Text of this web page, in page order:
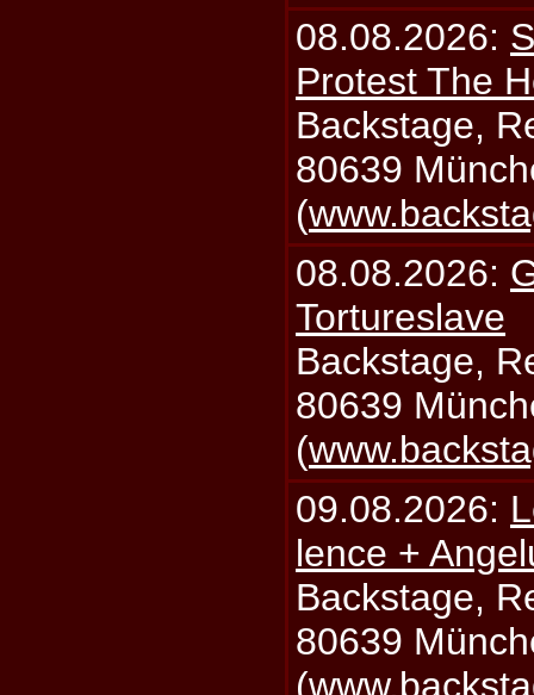
08.08.2026:
Protest The
Backstage,
80639
(
08.08.2026:
Tortureslave
Backstage,
80639
(
09.08.2026:
lence +
Backstage,
80639
(